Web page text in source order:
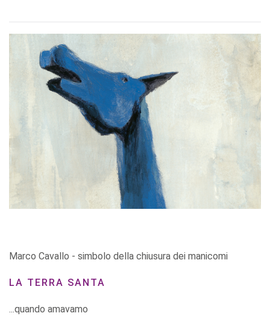
Marco Cavallo - simbolo della chiusura dei manicomi
LA TERRA SANTA
...quando amavamo